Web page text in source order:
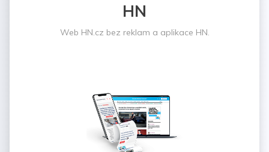
HN
Web HN.cz bez reklam a aplikace HN.